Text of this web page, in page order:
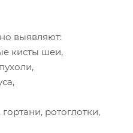
выявляют:
кисты шеи,
ротоглотки,